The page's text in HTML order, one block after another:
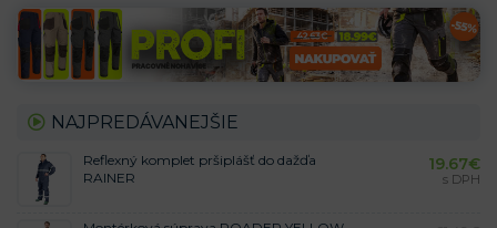
NAJPREDÁVANEJŠIE
Reflexný komplet pršiplášť do dažďa
RAINER
19.67€
s DPH